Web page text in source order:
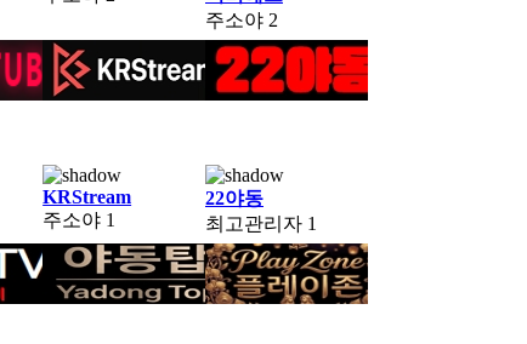
주소야 2
KRStream
주소야 1
22야동
최고관리자 1